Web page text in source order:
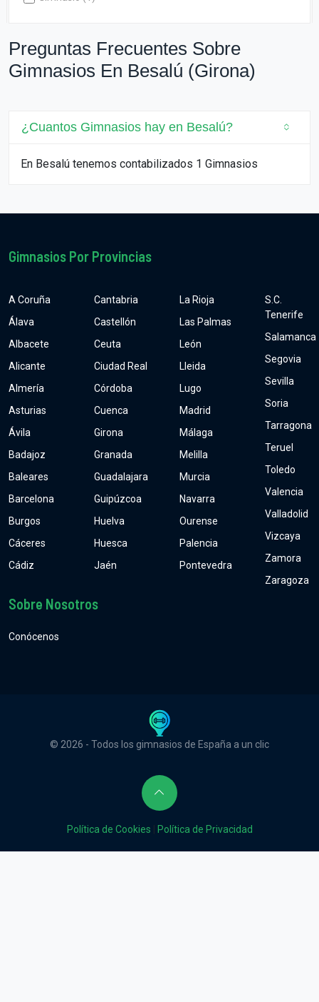
Preguntas Frecuentes Sobre
Gimnasios En Besalú (Girona)
¿Cuantos Gimnasios hay en Besalú?
En Besalú tenemos contabilizados 1 Gimnasios
Gimnasios Por Provincias
A Coruña
Álava
Albacete
Alicante
Almería
Asturias
Ávila
Badajoz
Baleares
Barcelona
Burgos
Cáceres
Cádiz
Cantabria
Castellón
Ceuta
Ciudad Real
Córdoba
Cuenca
Girona
Granada
Guadalajara
Guipúzcoa
Huelva
Huesca
Jaén
La Rioja
Las Palmas
León
Lleida
Lugo
Madrid
Málaga
Melilla
Murcia
Navarra
Ourense
Palencia
Pontevedra
S.C.
Tenerife
Salamanca
Segovia
Sevilla
Soria
Tarragona
Teruel
Toledo
Valencia
Valladolid
Vizcaya
Zamora
Zaragoza
Sobre Nosotros
Conócenos
© 2026 - Todos los gimnasios de España a un clic
Política de Cookies Política de Privacidad